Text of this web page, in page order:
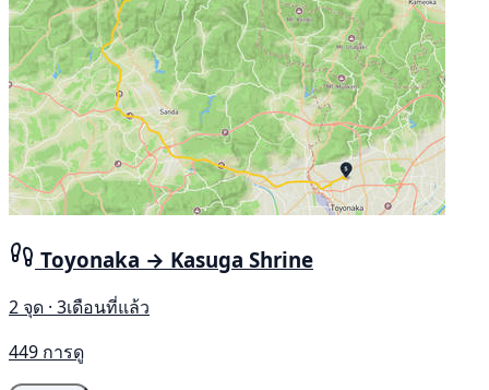
Toyonaka → Kasuga Shrine
2 จุด · 3เดือนที่แล้ว
449 การดู